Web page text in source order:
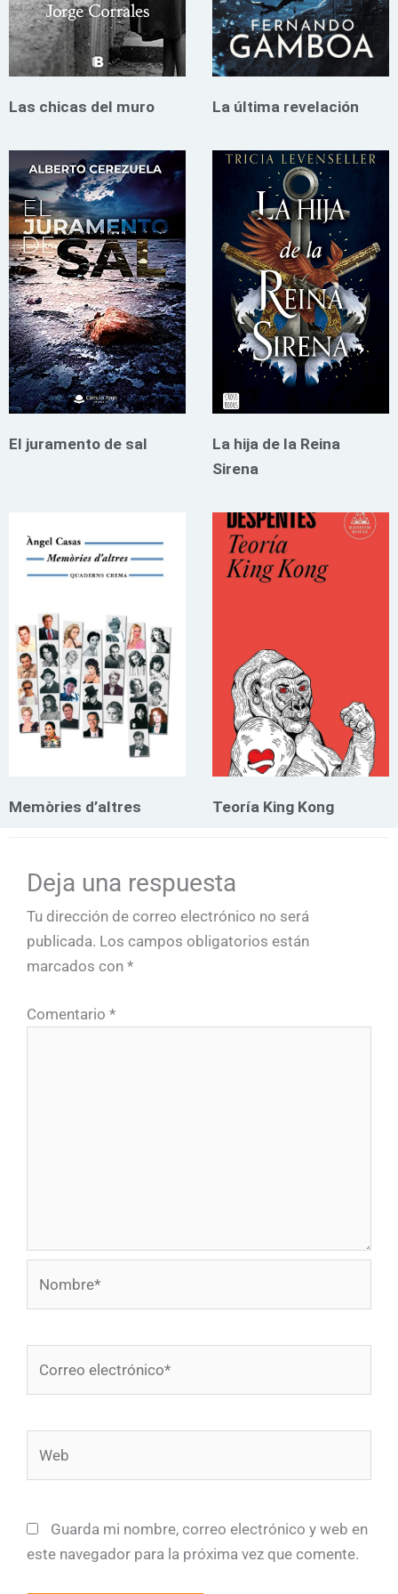
Las chicas del muro La última revelación
El juramento de sal
La hija de la Reina
Sirena
Memòries d’altres Teoría King Kong
Deja una respuesta
Tu dirección de correo electrónico no será
publicada. Los campos obligatorios están
marcados con *
Comentario *
Guarda mi nombre, correo electrónico y web en
este navegador para la próxima vez que comente.